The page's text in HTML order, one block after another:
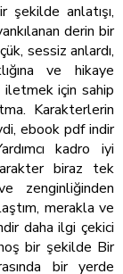
şekilde anlatışı,
derin bir
sessiz anlardı,
ve hikaye
iletmek için sahip
Karakterlerin
ebook pdf indir
kadro iyi
biraz tek
zenginliğinden
merakla ve
daha ilgi çekici
bir şekilde Bir
bir yerde